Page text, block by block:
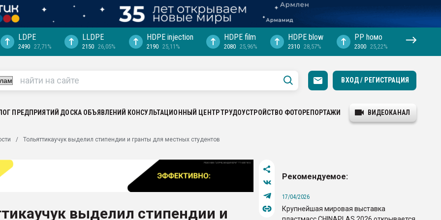
выходит на
рынке
LDPE
2490 27,71%
LLDPE
2150 26,05%
HDPE injection
2190 25,11%
HDPE film
2080 25,96%
HDPE blow
2310 28,57%
PP hомо
2300 25,22%
ВХОД / РЕГИСТРАЦИЯ
ПРЕДПРИЯТИЙ ДОСКА ОБЪЯВЛЕНИЙ КОНСУЛЬТАЦИОННЫЙ ЦЕНТРТРУДОУСТРОЙСТВО ФОТОРЕПОРТАЖИ ВИДЕОКАНАЛ
Тольяттикаучук выделил стипендии и гранты для местных студентов
выделил стипендии и
Рекомендуемое:
17/04/2026
Крупнейшая мировая выставка